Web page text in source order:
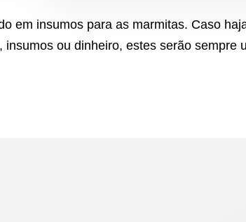
em insumos para as marmitas. Caso
insumos ou dinheiro, estes serão sempre